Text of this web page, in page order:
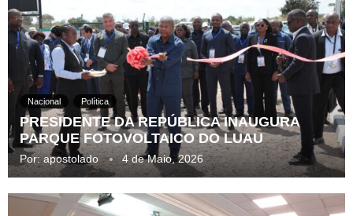
Nacional Política
PRESIDENTE DA REPÚBLICA INAUGURA
PARQUE FOTOVOLTAICO DO LUAU
Por:apostolado 4 de Maio, 2026